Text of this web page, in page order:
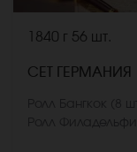
1840 г 56 шт.
СЕТ ГЕРМАНИЯ